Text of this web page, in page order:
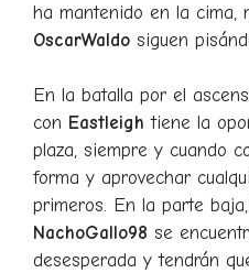
ha mantenido en la cima,
OscarWaldo siguen
En la batalla por el
con Eastleigh tiene la
plaza, siempre y cuando
forma y aprovechar
primeros. En la parte baja,
NachoGallo98 se
desesperada y tendrán